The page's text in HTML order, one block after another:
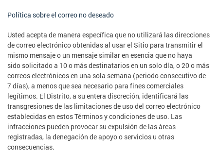
Política sobre el correo no deseado
Usted acepta de manera específica que no utilizará las direcciones
de correo electrónico obtenidas al usar el Sitio para transmitir el
mismo mensaje o un mensaje similar en esencia que no haya
sido solicitado a 10 o más destinatarios en un solo día, o 20 o más
correos electrónicos en una sola semana (periodo consecutivo de
7 días), a menos que sea necesario para fines comerciales
legítimos. El Distrito, a su entera discreción, identificará las
transgresiones de las limitaciones de uso del correo electrónico
establecidas en estos Términos y condiciones de uso. Las
infracciones pueden provocar su expulsión de las áreas
registradas, la denegación de apoyo o servicios u otras
consecuencias.